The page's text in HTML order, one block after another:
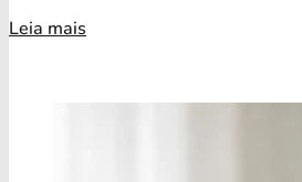
Leia mais